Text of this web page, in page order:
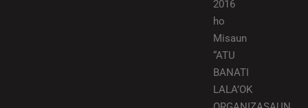
2016
ho
Misaun
“ATU
BANATI
LALA’OK